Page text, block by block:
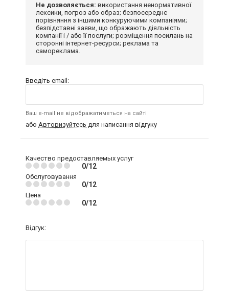
Не дозволяється: використання ненормативної
лексики, погроз або образ; безпосереднє
порівняння з іншими конкуруючими компаніями;
безпідставні заяви, що ображають діяльність
компанії і / або її послуги; розміщення посилань на
сторонні інтернет-ресурси; реклама та
самореклама.
Введіть email:
Ваш e-mail не відображатиметься на сайті
або Авторизуйтесь для написання відгуку
Качество предоставляемых услуг
0/12
Обслуговування
0/12
Цена
0/12
Відгук: